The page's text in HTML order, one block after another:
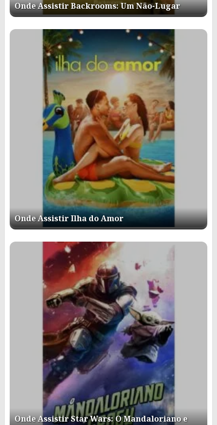
Onde Assistir Backrooms: Um Não-Lugar
Onde Assistir Ilha do Amor
Onde Assistir Star Wars: O Mandaloriano e